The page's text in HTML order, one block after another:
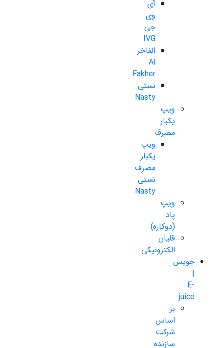
آی
وی
جی
IVG
الفاخر
Al
Fakher
نستی
Nasty
ویپ
یکبار
مصرف
ویپ
یکبار
مصرف
نستی
Nasty
ویپ
پاد
(دوکاره)
قلیان
الکترونیکی
جویس
|
E-
juice
بر
اساس
شرکت
سازنده